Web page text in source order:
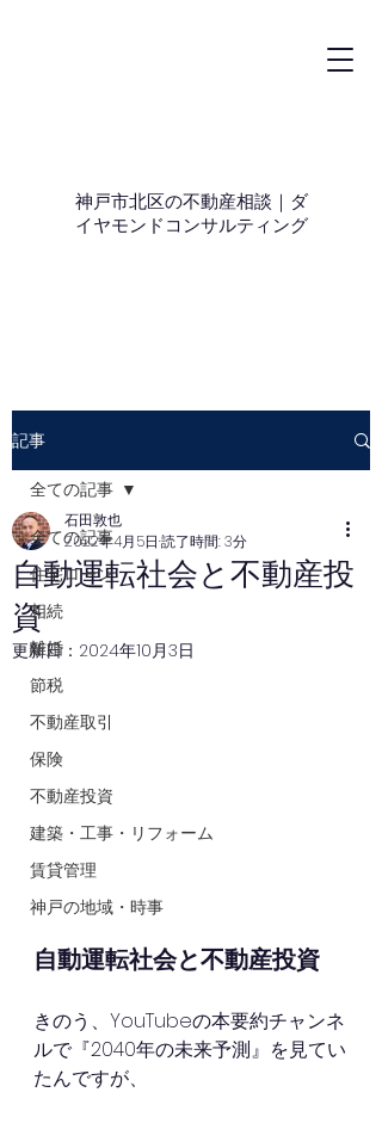
神戸市北区の不動産相談｜ダ
イヤモンドコンサルティング
記事
全ての記事
住宅ローン
相続
離婚
節税
不動産取引
保険
不動産投資
建築・工事・リフォーム
賃貸管理
神戸の地域・時事
全ての記事
自動運転社会と不動産投
資
石田敦也
2022年4月5日 読了時間: 3分
更新日： 2024年10月3日
自動運転社会と不動産投資
きのう、YouTubeの本要約チャンネ
ルで『2040年の未来予測』を見てい
たんですが、